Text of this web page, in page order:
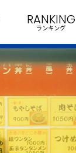
RANKING
ランキング